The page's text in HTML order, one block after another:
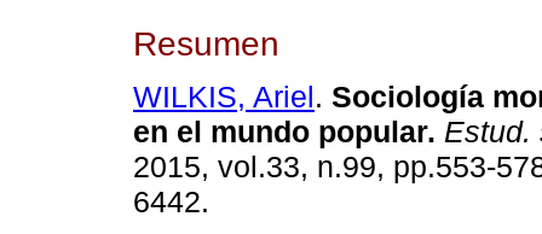
Resumen
WILKIS, Ariel. Sociología
en el mundo popular. Estud.
2015, vol.33, n.99, pp.553-
6442.